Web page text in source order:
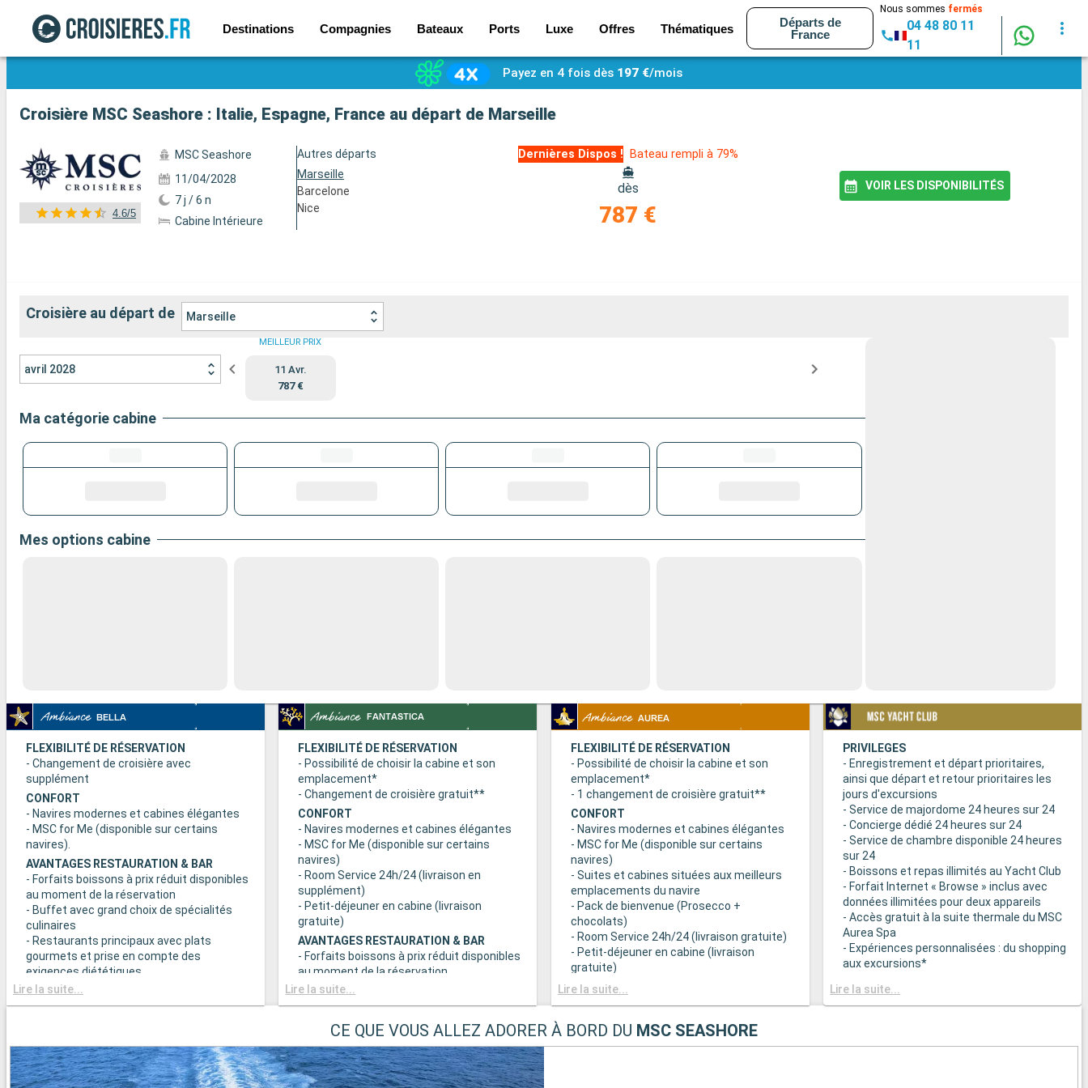
Destinations Compagnies Bateaux Ports Luxe Offres Thématiques
Départs de
France
Nous sommes fermés
04 48 80 11
11
Voir les 89 autres photos
Payez en 4 fois dès 197 €/mois
Croisière MSC Seashore : Italie, Espagne, France au départ de Marseille
4.6/5
MSC Seashore
11/04/2028
7 j / 6 n
Cabine Intérieure
Autres départs
Marseille
Barcelone
Nice
Dernières Dispos ! Bateau rempli à 79%
dès
787 €
VOIR LES DISPONIBILITÉS
Croisière au départ de Marseille
avril 2028
MEILLEUR PRIX
11 Avr.
787 €
Ma catégorie cabine
Mes options cabine
FLEXIBILITÉ DE RÉSERVATION
- Changement de croisière avec
supplément
CONFORT
- Navires modernes et cabines élégantes
- MSC for Me (disponible sur certains
navires).
AVANTAGES RESTAURATION & BAR
- Forfaits boissons à prix réduit disponibles
au moment de la réservation
- Buffet avec grand choix de spécialités
culinaires
- Restaurants principaux avec plats
gourmets et prise en compte des
exigences diététiques
SPORT ET DIVERTISSEMENTS
- Programme varié de spectacles de style
- Equipements sportifs de plein-air
- Salle de sport équipée avec vue
panoramique
Lire la suite...
FLEXIBILITÉ DE RÉSERVATION
- Possibilité de choisir la cabine et son
emplacement*
- Changement de croisière gratuit**
CONFORT
- Navires modernes et cabines élégantes
- MSC for Me (disponible sur certains
navires)
- Room Service 24h/24 (livraison en
supplément)
- Petit-déjeuner en cabine (livraison
gratuite)
AVANTAGES RESTAURATION & BAR
- Forfaits boissons à prix réduit disponibles
au moment de la réservation
- Buffet avec grand choix de spécialités
gourmets et prise en compte des
exigences diététiques
- Choix de la tranche horaire du dîner (sous
réserve de disponibilité)
Lire la suite...
FLEXIBILITÉ DE RÉSERVATION
- Possibilité de choisir la cabine et son
emplacement*
- 1 changement de croisière gratuit**
CONFORT
- Navires modernes et cabines élégantes
- MSC for Me (disponible sur certains
navires)
- Suites et cabines situées aux meilleurs
emplacements du navire
- Pack de bienvenue (Prosecco +
chocolats)
- Room Service 24h/24 (livraison gratuite)
- Petit-déjeuner en cabine (livraison
gratuite)
AVANTAGES RESTAURATION & BAR
- Buffet avec grand choix de spécialités
culinaires
Lire la suite...
PRIVILEGES
- Enregistrement et départ prioritaires,
ainsi que départ et retour prioritaires les
jours d'excursions
- Service de majordome 24 heures sur 24
- Concierge dédié 24 heures sur 24
- Service de chambre disponible 24 heures
sur 24
- Boissons et repas illimités au Yacht Club
- Forfait Internet « Browse » inclus avec
données illimitées pour deux appareils
- Accès gratuit à la suite thermale du MSC
Aurea Spa
- Expériences personnalisées : du shopping
aux excursions*
suite
- Autres attentions personnelles : service
Lire la suite...
CE QUE VOUS ALLEZ ADORER À BORD DU MSC SEASHORE